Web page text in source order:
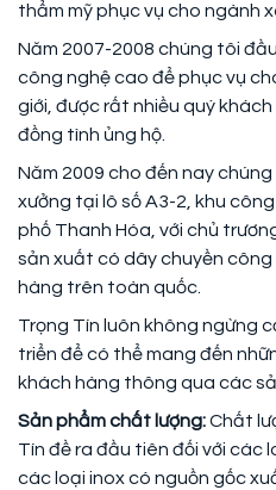
thẩm mỹ phục vụ cho ngành
Năm 2007-2008 chúng tôi
công nghệ cao để phục vụ
giới, được rất nhiều quý
đồng tình ủng hộ.
Năm 2009 cho đến nay
xưởng tại lô số A3-2, khu
phố Thanh Hóa, với chủ
sản xuất có dây chuyền
hàng trên toàn quốc.
Trọng Tín luôn không ngừng
triển để có thể mang đến
khách hàng thông qua các
Sản phẩm chất lượng:Chất
Tín đề ra đầu tiên đối với các
các loại inox có nguồn gốc